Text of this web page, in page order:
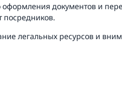
документов и
посредников.
легальных ресурсов и